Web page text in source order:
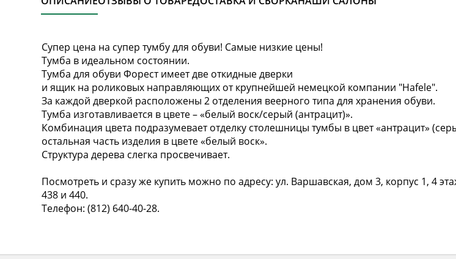
Супер цена на супер тумбу для обуви! Самые низкие цены!
Тумба в идеальном состоянии.
Тумба для обуви Форест имеет две откидные дверки
и ящик на роликовых направляющих от крупнейшей немецкой компании "Hafele".
За каждой дверкой расположены 2 отделения веерного типа для хранения обуви.
Тумба изготавливается в цвете – «белый воск/серый (антрацит)».
Комбинация цвета подразумевает отделку столешницы тумбы в цвет «антрацит»
остальная часть изделия в цвете «белый воск».
Структура дерева слегка просвечивает.
Посмотреть и сразу же купить можно по адресу: ул. Варшавская, дом 3, корпус 1, 4
438 и 440.
Телефон: (812) 640-40-28.